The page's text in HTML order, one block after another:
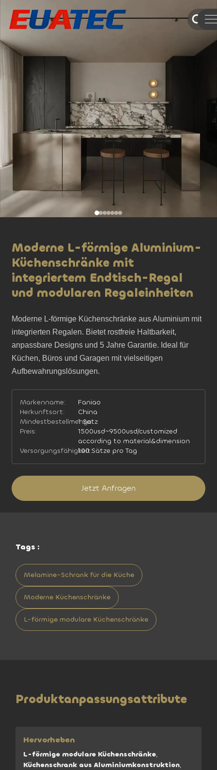
Moderne L-förmige Aluminium-
Küchenschränke mit
integriertem Endtisch-Regal
und modularen Regaleinheiten
Moderne L-förmige Küchenschränke aus Aluminium mit
integrierten Regalen. Bietet rostfreie Haltbarkeit,
anpassbare Designs und 5 Jahre Garantie. Ideal für
Küchen, Büros und Garagen mit vielseitigen
Aufbewahrungslösungen.
Markenname:
Faniao
Herkunftsort:
China
Mindestbestellmenge:
1 Satz
Preis:
1500usd~9500usd/customized
according to material&dimension
Versorgungsfähigkeit:100 Sätze pro Tag
Jetzt Anfragen
Tags :
Melamine-Schrank für die Küche
Moderne Küchenschränke
L-förmige modulare Küchenschränke
Produktanpassungsattribute
Hervorheben
L-förmige modulare Küchenschränke,
Küchenschrank aus Aluminiumkonstruktion,